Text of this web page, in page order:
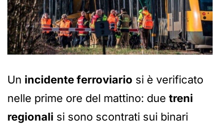
Un incidente ferroviario si è verificato
nelle prime ore del mattino: due treni
regionali si sono scontrati sui binari